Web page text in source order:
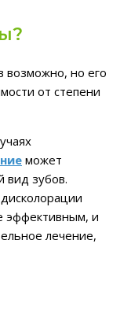
возможно, но его
от степени
может
вид зубов.
эффективным, и
лечение,